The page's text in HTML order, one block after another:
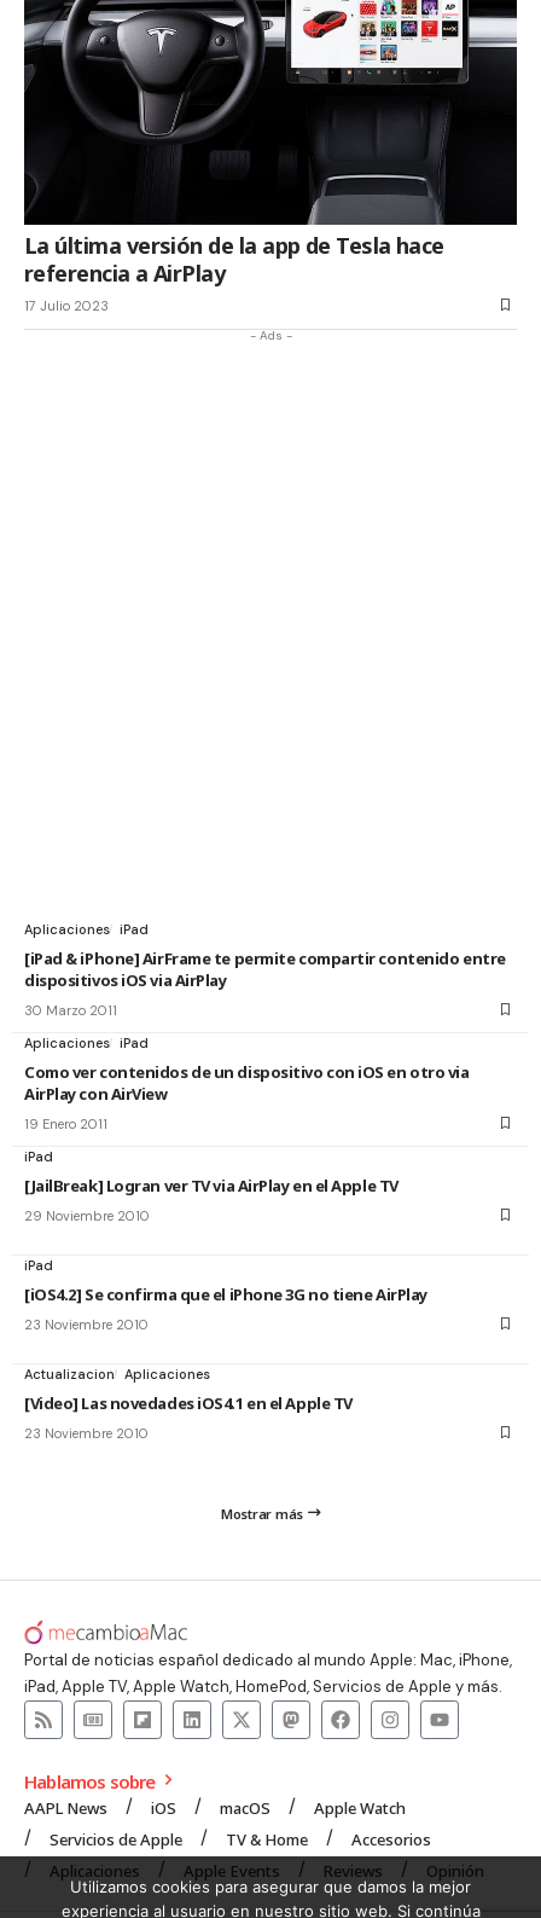
La última versión de la app de Tesla hace
referencia a AirPlay
17 Julio 2023
- Ads -
Aplicaciones iPad
[iPad & iPhone] AirFrame te permite compartir contenido entre
dispositivos iOS via AirPlay
30 Marzo 2011
Aplicaciones iPad
Como ver contenidos de un dispositivo con iOS en otro via
AirPlay con AirView
19 Enero 2011
iPad
[JailBreak] Logran ver TV via AirPlay en el Apple TV
29 Noviembre 2010
iPad
[iOS4.2] Se confirma que el iPhone 3G no tiene AirPlay
23 Noviembre 2010
Actualizacion Aplicaciones
[Video] Las novedades iOS4.1 en el Apple TV
23 Noviembre 2010
Mostrar más
Portal de noticias español dedicado al mundo Apple: Mac, iPhone,
iPad, Apple TV, Apple Watch, HomePod, Servicios de Apple y más.
Hablamos sobre
AAPL News iOS macOS
Apple Watch
Servicios de Apple
TV & Home
Accesorios
Aplicaciones
Apple Events Reviews Opinión
Utilizamos cookies para asegurar que damos la mejor
experiencia al usuario en nuestro sitio web. Si continúa